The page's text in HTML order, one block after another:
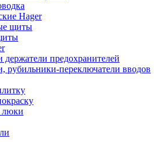
Hager
щиты
держатели предохранителей
рубильники-переключатели вводов
люки